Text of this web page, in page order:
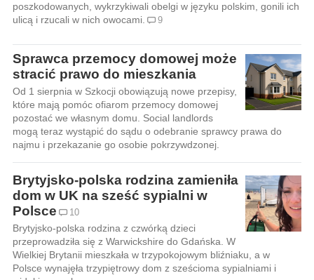
poszkodowanych, wykrzykiwali obelgi w języku polskim, gonili ich
ulicą i rzucali w nich owocami.
9
Sprawca przemocy domowej może
stracić prawo do mieszkania
Od 1 sierpnia w Szkocji obowiązują nowe przepisy,
które mają pomóc ofiarom przemocy domowej
pozostać we własnym domu. Social landlords
mogą teraz wystąpić do sądu o odebranie sprawcy prawa do
najmu i przekazanie go osobie pokrzywdzonej.
Brytyjsko-polska rodzina zamieniła
dom w UK na sześć sypialni w
Polsce
10
Brytyjsko-polska rodzina z czwórką dzieci
przeprowadziła się z Warwickshire do Gdańska. W
Wielkiej Brytanii mieszkała w trzypokojowym bliźniaku, a w
Polsce wynajęła trzypiętrowy dom z sześcioma sypialniami i